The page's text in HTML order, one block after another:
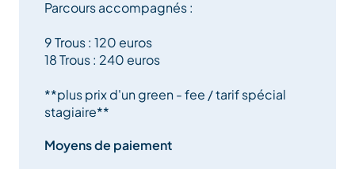
Parcours accompagnés :
9 Trous : 120 euros
18 Trous : 240 euros
**plus prix d'un green - fee / tarif spécial
stagiaire**
Moyens de paiement